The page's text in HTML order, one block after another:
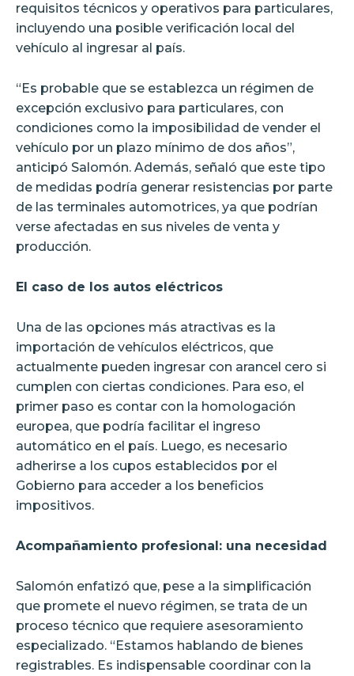
requisitos técnicos y operativos para particulares,
incluyendo una posible verificación local del
vehículo al ingresar al país.
“Es probable que se establezca un régimen de
excepción exclusivo para particulares, con
condiciones como la imposibilidad de vender el
vehículo por un plazo mínimo de dos años”,
anticipó Salomón. Además, señaló que este tipo
de medidas podría generar resistencias por parte
de las terminales automotrices, ya que podrían
verse afectadas en sus niveles de venta y
producción.
El caso de los autos eléctricos
Una de las opciones más atractivas es la
importación de vehículos eléctricos, que
actualmente pueden ingresar con arancel cero si
cumplen con ciertas condiciones. Para eso, el
primer paso es contar con la homologación
europea, que podría facilitar el ingreso
automático en el país. Luego, es necesario
adherirse a los cupos establecidos por el
Gobierno para acceder a los beneficios
impositivos.
Acompañamiento profesional: una necesidad
Salomón enfatizó que, pese a la simplificación
que promete el nuevo régimen, se trata de un
proceso técnico que requiere asesoramiento
especializado. “Estamos hablando de bienes
registrables. Es indispensable coordinar con la